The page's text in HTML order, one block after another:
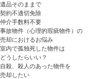
遺品そのままで
契約不適切免除
仲介手数料不要
事故物件（心理的瑕疵物件）の
売却におけるお悩み
室内で孤独死した物件は
どうしたらいい？
自殺、殺人のあった物件を
売却したい